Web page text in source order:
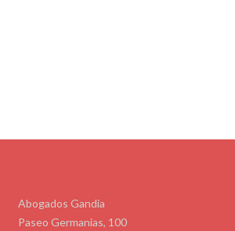
Abogados Gandia
Paseo Germanias, 100